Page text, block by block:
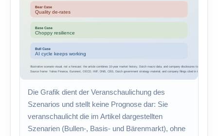
Die Grafik dient der Veranschaulichung des
Szenarios und stellt keine Prognose dar: Sie
veranschaulicht die im Artikel dargestellten
Szenarien (Bullen-, Basis- und Bärenmarkt), ohne